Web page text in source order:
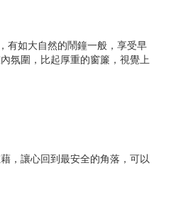
有如大自然的鬧鐘一般，享受早
氛圍，比起厚重的窗簾，視覺上
，讓心回到最安全的角落，可以